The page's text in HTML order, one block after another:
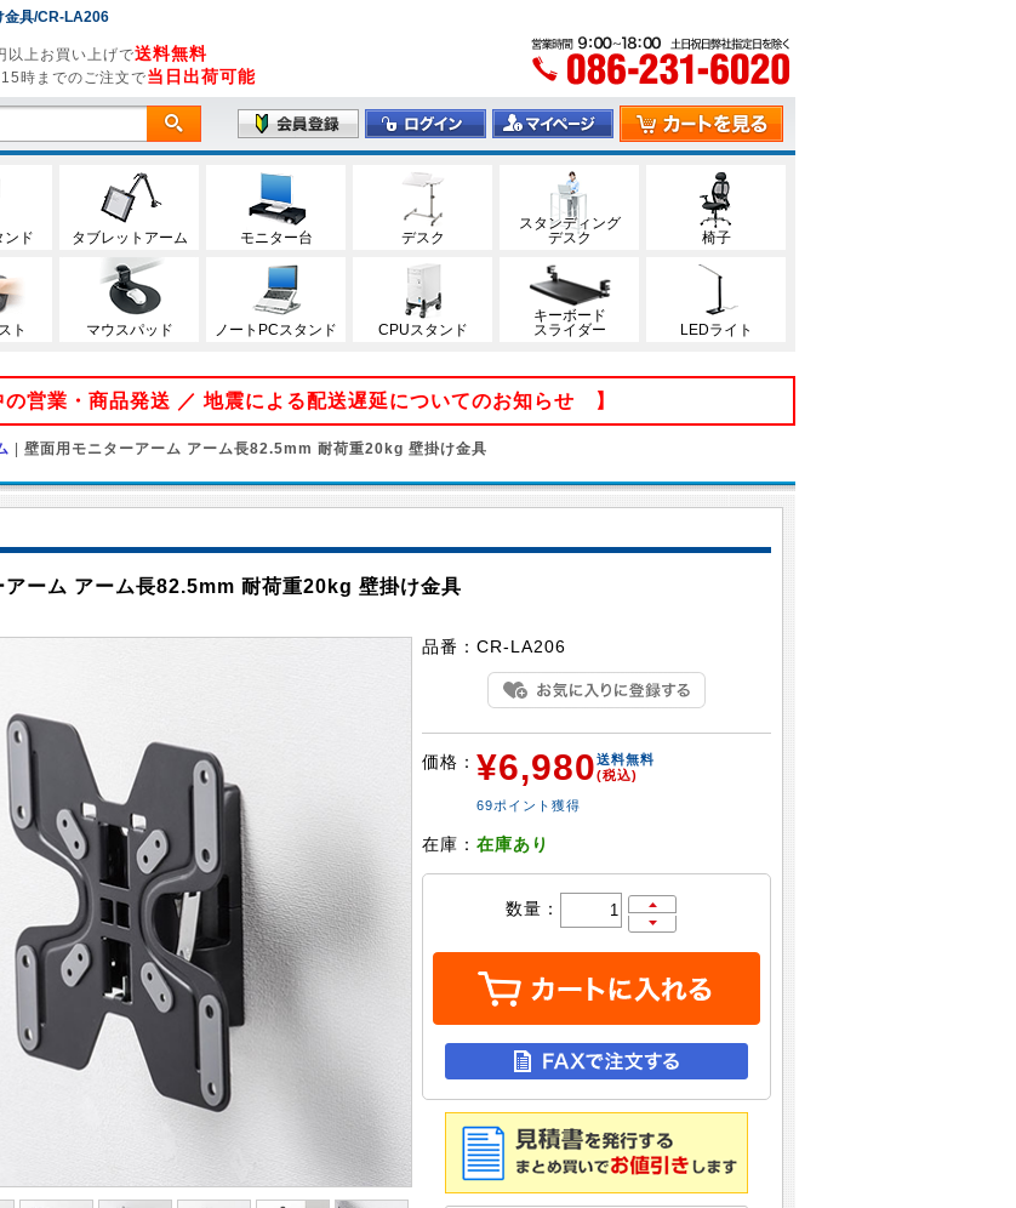
金具/CR-LA206
以上お買い上げで送料無料
時までのご注文で当日出荷可能
ンド タブレットアーム モニター台 デスク
スタンディング
デスク
椅子
ト マウスパッド ノートPCスタンド CPUスタンド
キーボード
スライダー
LEDライト
営業・商品発送 ／ 地震による配送遅延についてのお知らせ 】
| 壁面用モニターアーム アーム長82.5mm 耐荷重20kg 壁掛け金具
アーム アーム長82.5mm 耐荷重20kg 壁掛け金具
品番： CR-LA206
価格： ¥6,980送料無料
(税込)
69ポイント獲得
在庫： 在庫あり
数量：